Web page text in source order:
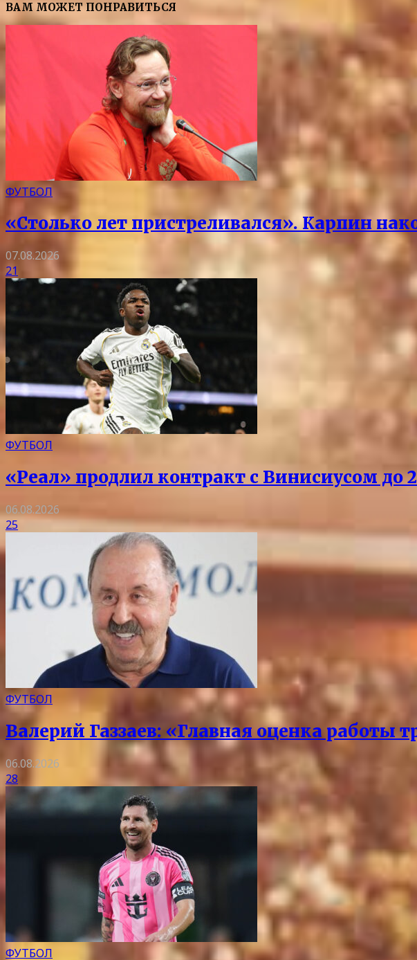
ВАМ МОЖЕТ ПОНРАВИТЬСЯ
ФУТБОЛ
«Столько лет пристреливался». Карпин
07.08.2026
21
ФУТБОЛ
«Реал» продлил контракт с Винисиусом до
06.08.2026
25
ФУТБОЛ
Валерий Газзаев: «Главная оценка работы
06.08.2026
28
ФУТБОЛ